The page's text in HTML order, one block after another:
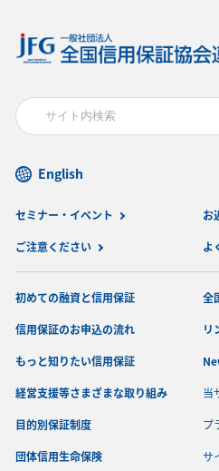
English
セミナー・イベント お
ご注意ください よ
初めての融資と信用保証
信用保証のお申込の流れ
もっと知りたい信用保証
経営支援等さまざまな取り組み
目的別保証制度
団体信用生命保険
全
リ
当
プ
サ